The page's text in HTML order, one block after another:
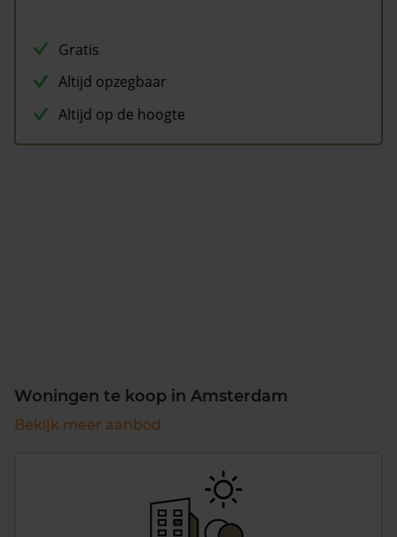
Gratis
Altijd opzegbaar
Altijd op de hoogte
Woningen te koop in Amsterdam
Bekijk meer aanbod